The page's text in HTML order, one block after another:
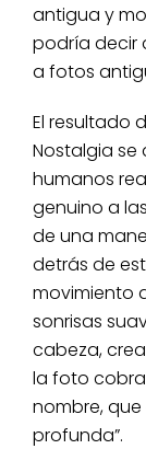
antigua y
podría decir
a fotos
El resultado
Nostalgia
humanos
genuino a
de una
detrás de
movimiento
sonrisas
cabeza,
la foto
nombre,
profunda”.